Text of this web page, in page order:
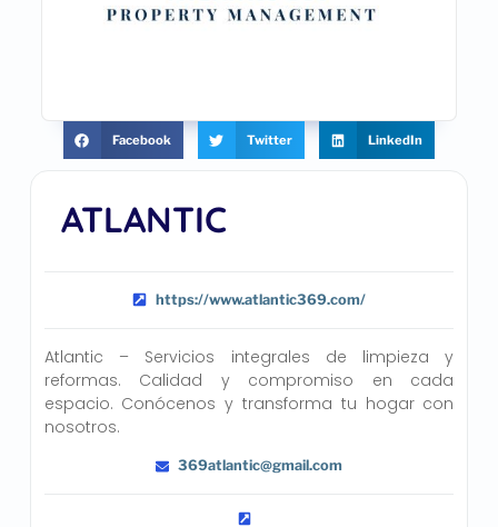
ATLANTIC
https://www.atlantic369.com/
Atlantic – Servicios integrales de limpieza y
reformas. Calidad y compromiso en cada
espacio. Conócenos y transforma tu hogar con
nosotros.
369atlantic@gmail.com
Facebook Twitter LinkedIn